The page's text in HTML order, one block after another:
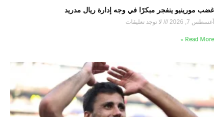
غضب مورينيو ينفجر مبكرًا في وجه إدارة ريال مدريد
أغسطس 7, 2026 لا توجد تعليقات
Read More »